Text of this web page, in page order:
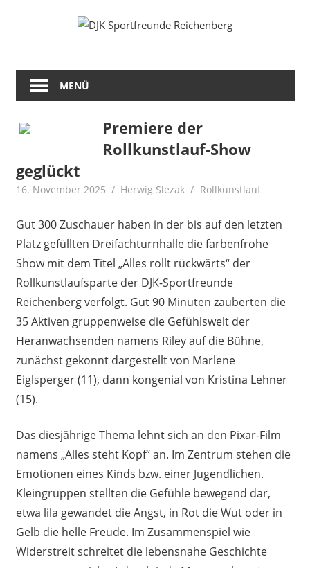
DJK
Sportfreunde
Reichenberg
Leichtathletik
Radfahren
Ski
MENÜ
Premiere der
Rollkunstlauf-Show
geglückt
16. November 2025 Herwig Slezak Rollkunstlauf
Gut 300 Zuschauer haben in der bis auf den letzten
Platz gefüllten Dreifachturnhalle die farbenfrohe
Show mit dem Titel „Alles rollt rückwärts“ der
Rollkunstlaufsparte der DJK-Sportfreunde
Reichenberg verfolgt. Gut 90 Minuten zauberten die
35 Aktiven gruppenweise die Gefühlswelt der
Heranwachsenden namens Riley auf die Bühne,
zunächst gekonnt dargestellt von Marlene
Eiglsperger (11), dann kongenial von Kristina Lehner
(15).
Das diesjährige Thema lehnt sich an den Pixar-Film
namens „Alles steht Kopf“ an. Im Zentrum stehen die
Emotionen eines Kinds bzw. einer Jugendlichen.
Kleingruppen stellten die Gefühle bewegend dar,
etwa lila gewandet die Angst, in Rot die Wut oder in
Gelb die helle Freude. Im Zusammenspiel wie
Widerstreit schreitet die lebensnahe Geschichte